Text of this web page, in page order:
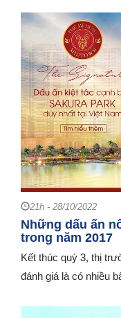
21h - 28/10/2022
Những dấu ấn
trong năm 2017
Kết thúc quý 3, thị
đánh giá là có nhiều